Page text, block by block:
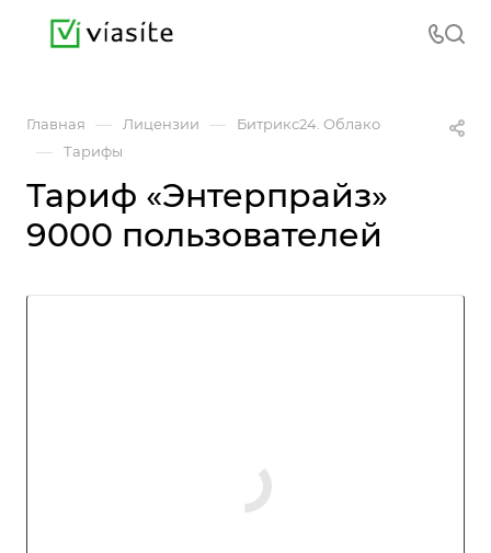
Главная — Лицензии — Битрикс24. Облако
— Тарифы
Тариф «Энтерпрайз»
9000 пользователей